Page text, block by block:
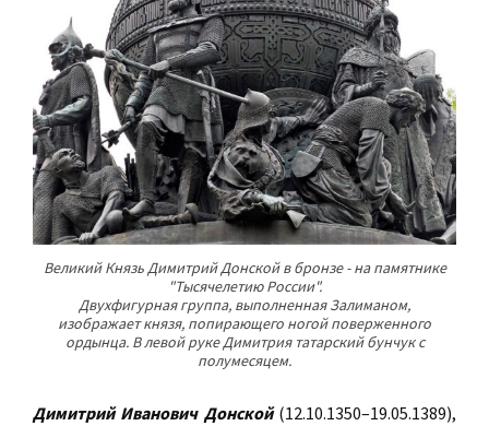
Великий Князь Димитрий Донской в бронзе - на памятнике
"Тысячелетию России".
Двухфигурная группа, выполненная Залиманом,
изображает князя, попирающего ногой поверженного
ордынца. В левой руке Димитрия татарский бунчук с
полумесяцем.
Димитрий Иванович Донской (12.10.1350–19.05.1389),